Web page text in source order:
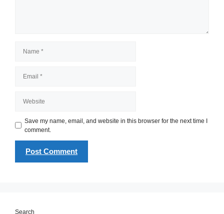
Save my name, email, and website in this browser for the next time I
comment.
Search